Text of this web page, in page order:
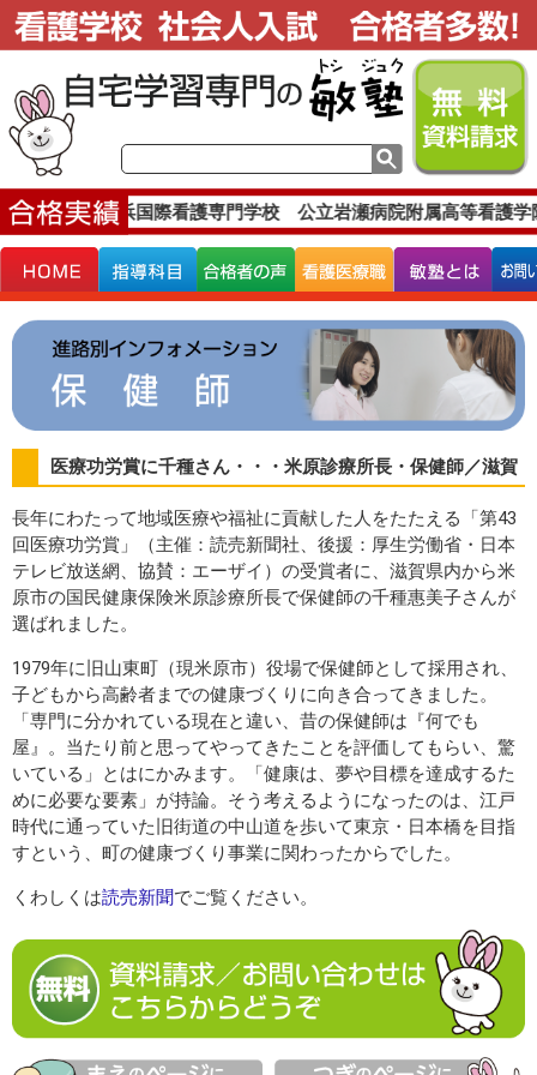
。イムス横浜国際看護専門学校 公立岩瀬病院附属高等看護
医療功労賞に千種さん・・・米原診療所長・保健師／滋賀
長年にわたって地域医療や福祉に貢献した人をたたえる「第43
回医療功労賞」（主催：読売新聞社、後援：厚生労働省・日本
テレビ放送網、協賛：エーザイ）の受賞者に、滋賀県内から米
原市の国民健康保険米原診療所長で保健師の千種惠美子さんが
選ばれました。
1979年に旧山東町（現米原市）役場で保健師として採用され、
子どもから高齢者までの健康づくりに向き合ってきました。
「専門に分かれている現在と違い、昔の保健師は『何でも
屋』。当たり前と思ってやってきたことを評価してもらい、驚
いている」とはにかみます。「健康は、夢や目標を達成するた
めに必要な要素」が持論。そう考えるようになったのは、江戸
時代に通っていた旧街道の中山道を歩いて東京・日本橋を目指
すという、町の健康づくり事業に関わったからでした。
くわしくは読売新聞でご覧ください。